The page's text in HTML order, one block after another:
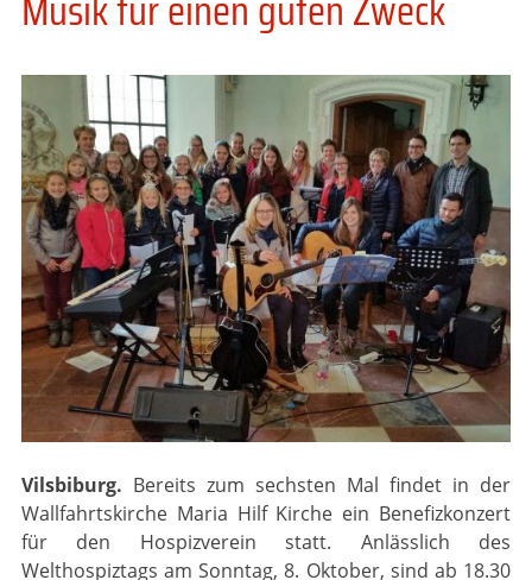
Vilsbiburg. Bereits zum sechsten Mal findet in der
Wallfahrtskirche Maria Hilf Kirche ein Benefizkonzert
für den Hospizverein statt. Anlässlich des
Welthospiztags am Sonntag, 8. Oktober, sind ab 18.30